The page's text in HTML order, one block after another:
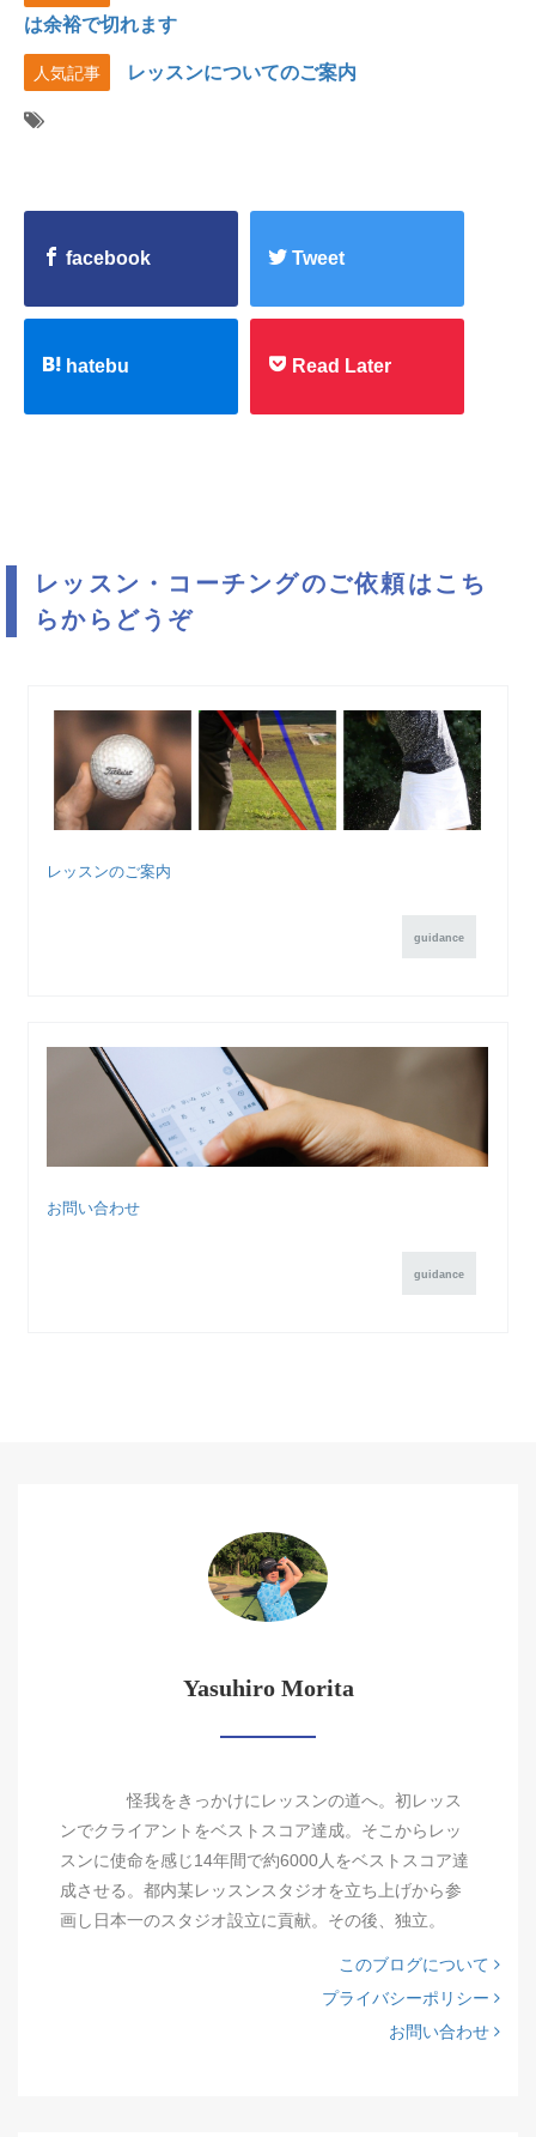
は余裕で切れます
人気記事 レッスンについてのご案内
facebook Tweet
hatebu Read Later
レッスン・コーチングのご依頼はこち
らからどうぞ
レッスンのご案内
guidance
お問い合わせ
guidance
Yasuhiro Morita
怪我をきっかけにレッスンの道へ。初レッス
ンでクライアントをベストスコア達成。そこからレッ
スンに使命を感じ14年間で約6000人をベストスコア達
成させる。都内某レッスンスタジオを立ち上げから参
画し日本一のスタジオ設立に貢献。その後、独立。
このブログについて
プライバシーポリシー
お問い合わせ